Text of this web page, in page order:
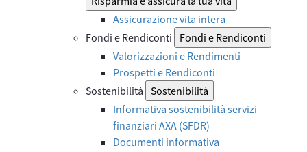
Assicurazione vita intera
Fondi e Rendiconti
Fondi e Rendiconti
Valorizzazioni e Rendimenti
Prospetti e Rendiconti
Sostenibilità Sostenibilità
Informativa sostenibilità servizi
finanziari AXA (SFDR)
Documenti informativa